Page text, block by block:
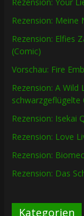
Rezension: Meine
Rezension: Elfies
(Comic)
Vorschau: Fire
Rezension: A
schwarzgeflügelte
Rezension: Isekai
Rezension: Love
Rezension:
Rezension: Das
Kategorien